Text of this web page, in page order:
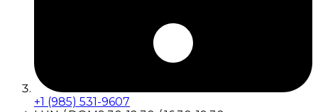
+1 (985) 531-9607